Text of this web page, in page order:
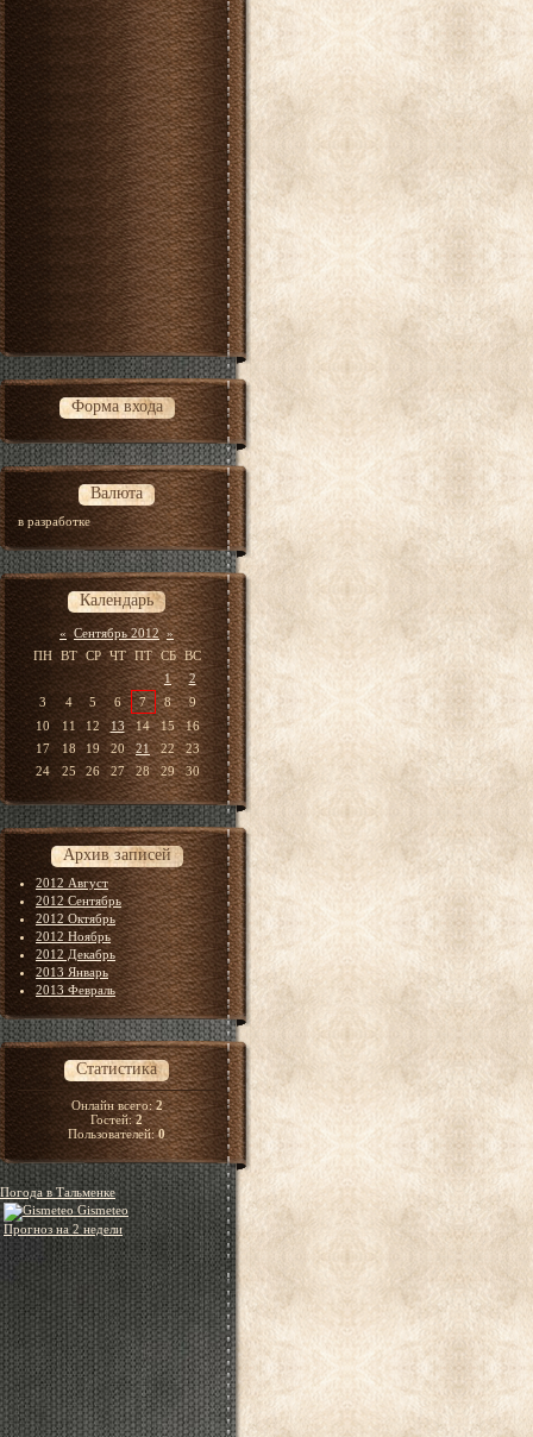
Форма входа
Валюта
в разработке
Календарь
« Сентябрь 2012 »
ПН ВТ СР ЧТ ПТ СБ ВС
1
2
3
4 5 6 7 8
9
10
11 12 13 14 15
16
17
18 19 20 21 22
23
24
25 26 27 28 29 30
Архив записей
2012 Август
2012 Сентябрь
2012 Октябрь
2012 Ноябрь
2012 Декабрь
2013 Январь
2013 Февраль
Статистика
Онлайн всего:2
Гостей:2
Пользователей:0
Погода в Тальменке
Gismeteo
Прогноз на 2 недели